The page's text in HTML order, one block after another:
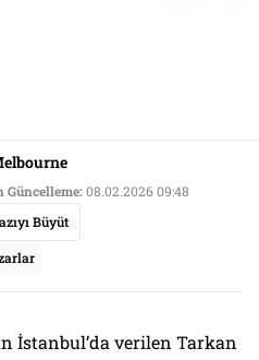
Güncelleme:08.02.2026 09:48
Büyüt
İstanbul’da verilen Tarkan